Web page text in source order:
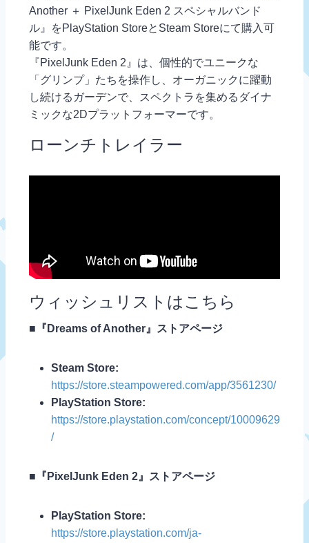
Another ＋ PixelJunk Eden 2 スペシャルバンド
ル』をPlayStation StoreとSteam Storeにて購入可
能です。
『PixelJunk Eden 2』は、個性的でユニークな
「グリンプ」たちを操作し、オーガニックに躍動
し続けるガーデンで、スペクトラを集めるダイナ
ミックな2Dプラットフォーマーです。
ローンチトレイラー
ウィッシュリストはこちら
■『Dreams of Another』ストアページ
Steam Store:
https://store.steampowered.com/app/3561230/
PlayStation Store:
https://store.playstation.com/concept/10009629
/
■『PixelJunk Eden 2』ストアページ
PlayStation Store:
https://store.playstation.com/ja-